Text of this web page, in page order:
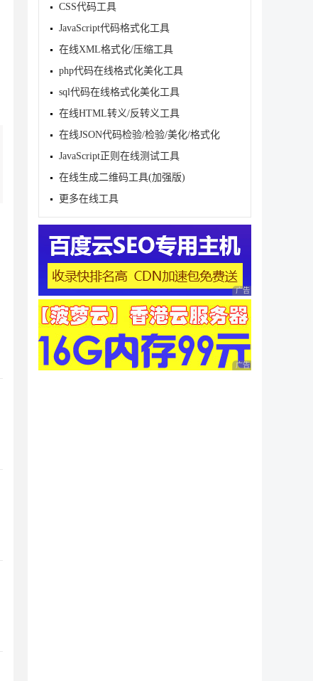
CSS代码工具
JavaScript代码格式化工具
在线XML格式化/压缩工具
php代码在线格式化美化工具
sql代码在线格式化美化工具
在线HTML转义/反转义工具
在线JSON代码检验/检验/美化/格式化
JavaScript正则在线测试工具
在线生成二维码工具(加强版)
更多在线工具
广告 商业广告，理性
广告 商业广告，理性